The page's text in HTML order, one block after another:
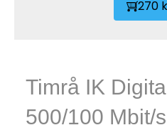
270
Timrå IK
500/100 Mbit/s